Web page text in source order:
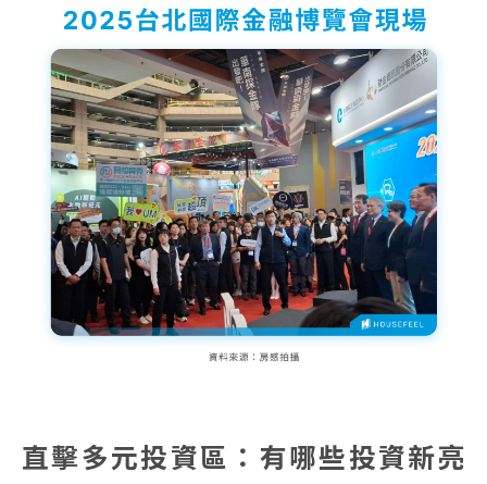
直擊多元投資區：有哪些投資新亮